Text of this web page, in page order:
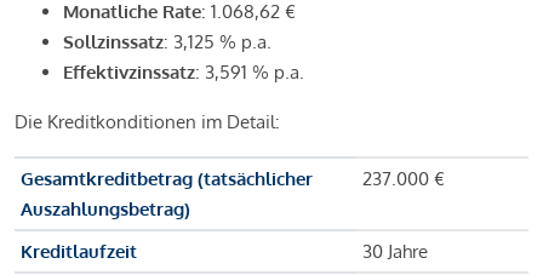
Monatliche Rate: 1.068,62 €
Sollzinssatz: 3,125 % p.a.
Effektivzinssatz: 3,591 % p.a.
Die Kreditkonditionen im Detail:
Gesamtkreditbetrag (tatsächlicher
Auszahlungsbetrag)
237.000 €
Kreditlaufzeit
30 Jahre